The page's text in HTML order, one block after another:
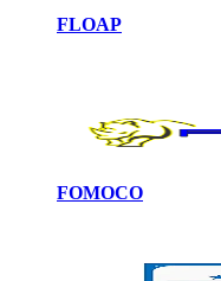
FLOAP
FOMOCO